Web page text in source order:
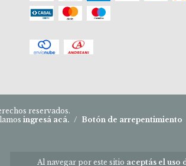
Al navegar por este sitio aceptás el uso
reservados.
ingresá acá. / Botón de arrepentimiento